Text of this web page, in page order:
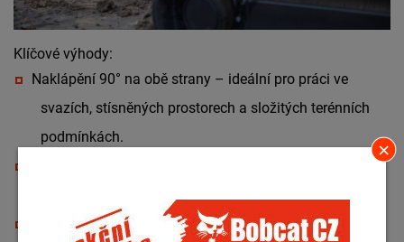
Klíčové výhody:
Naklápění 90° na obě strany – ideální pro práci ve
svazích, stísněných prostorech a složitých terénních
podmínkách.
Precizní úpravy terénu – perfektní pro jemné modelace,